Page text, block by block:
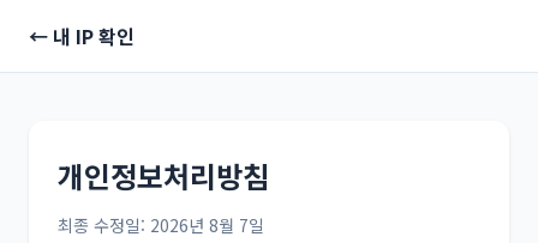
← 내 IP 확인
개인정보처리방침
최종 수정일: 2026년 8월 7일